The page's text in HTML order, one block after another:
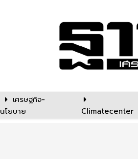
เศรษฐกิจ-
นโยบาย
Climatecenter